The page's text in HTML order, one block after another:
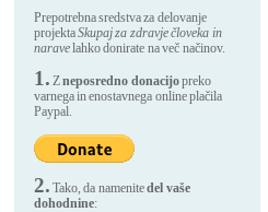
Prepotrebna sredstva za delovanje
projektaSkupaj za zdravje človeka in
naravelahko donirate na več načinov.
1. Zneposredno donacijopreko
varnega in enostavnega online plačila
Paypal.
2. Tako, da namenitedel vaše
dohodnine: